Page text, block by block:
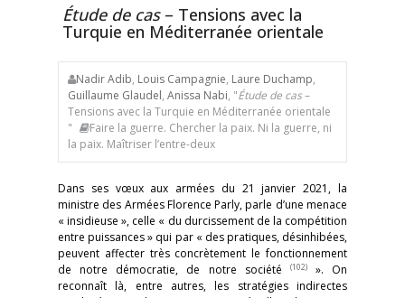
Étude de cas– Tensions avec la
Turquie en Méditerranée orientale
Nadir Adib, Louis Campagnie, Laure Duchamp,
Guillaume Glaudel, Anissa Nabi, "Étude de cas–
Tensions avec la Turquie en Méditerranée orientale
"
Faire la guerre. Chercher la paix. Ni la guerre, ni
la paix. Maîtriser l’entre-deux
Dans ses vœux aux armées du 21 janvier 2021, la
ministre des Armées Florence Parly, parle d’une menace
« insidieuse », celle « du durcissement de la compétition
entre puissances » qui par « des pratiques, désinhibées,
peuvent affecter très concrètement le fonctionnement
de notre démocratie, de notre société
(102)». On
reconnaît là, entre autres, les stratégies indirectes